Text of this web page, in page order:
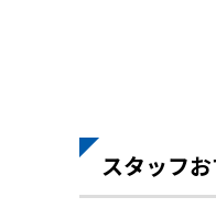
スタッフ